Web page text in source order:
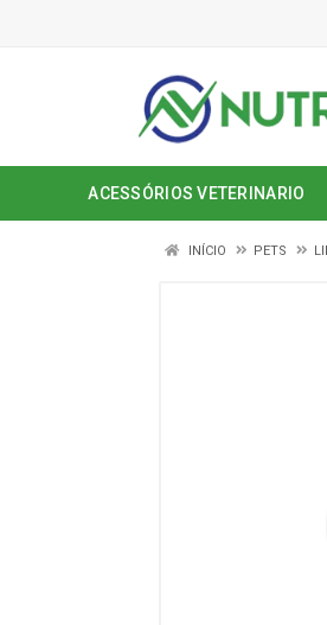
ACESSÓRIOS VETERINARIO
INÍCIO PETS